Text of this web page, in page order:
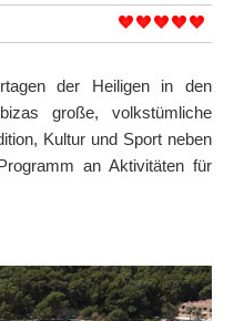
der Heiligen in den
große, volkstümliche
Kultur und Sport neben
an Aktivitäten für